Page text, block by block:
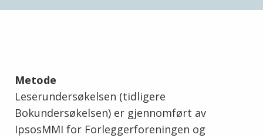
Metode
Leserundersøkelsen (tidligere
Bokundersøkelsen) er gjennomført av
IpsosMMI for Forleggerforeningen og